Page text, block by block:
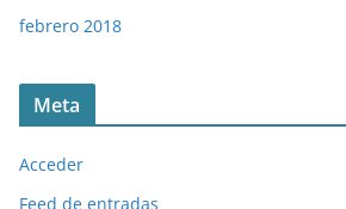
febrero 2018
Meta
Acceder
Feed de entradas